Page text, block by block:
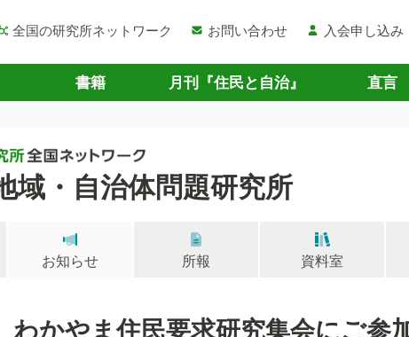
全国の研究所ネットワーク お問い合わせ 入会申し込み
書籍 月刊『住民と自治』 直言
域・自治体問題研究所
お知らせ 所報 資料室
かやま住民要求研究集会にご参